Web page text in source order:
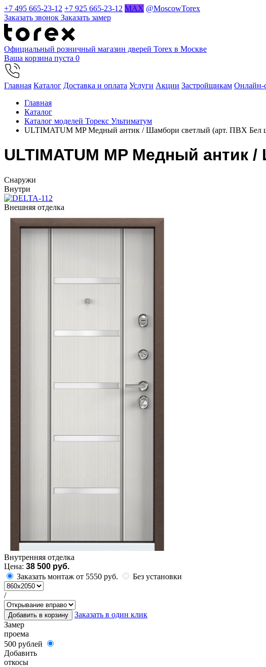
+7 495 665-23-12 +7 925 665-23-12 MAX @MoscowTorex
Заказать звонок Заказать замер
Официальный розничный магазин дверей Torex в Москве
Ваша корзина пуста 0
Главная Каталог Доставка и оплата Услуги Акции Застройщикам Онлайн-
Главная
Каталог
Каталог моделей Торекс Ультиматум
ULTIMATUM MP Медный антик / Шамбори светлый (арт. ПВХ Бел
ULTIMATUM MP Медный
Cнаружи
Внутри
Внешняя отделка
Внутренняя отделка
Цена: 38 500 руб.
Заказать монтаж от 5550 руб.
Без установки
/
Добавить в корзину
Заказать в один клик
Замер
проема
500 рублей
Добавить
откосы